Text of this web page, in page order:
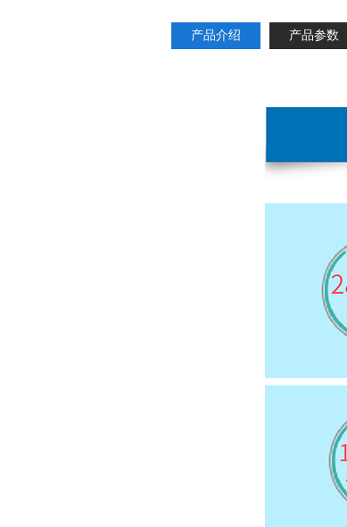
产品介绍 产品参数